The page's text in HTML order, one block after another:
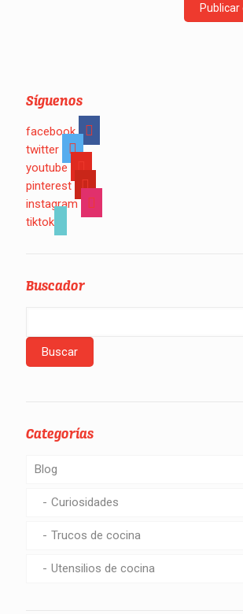
Síguenos
facebook
twitter
youtube
pinterest
instagram
tiktok
Buscador
Categorías
Blog
Curiosidades
Trucos de cocina
Utensilios de cocina